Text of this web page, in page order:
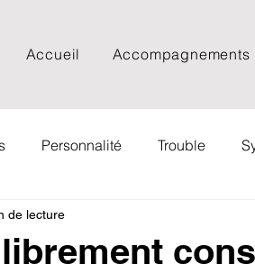
Accueil Accompagnements
Personnalité Trouble
Spiritualité
de lecture